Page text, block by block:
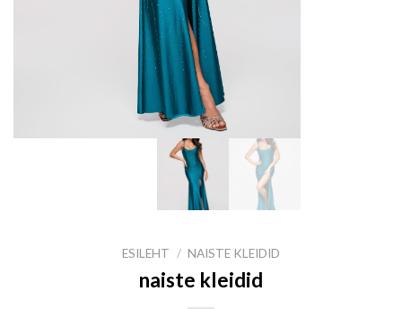
ESILEHT / NAISTE KLEIDID
naiste kleidid